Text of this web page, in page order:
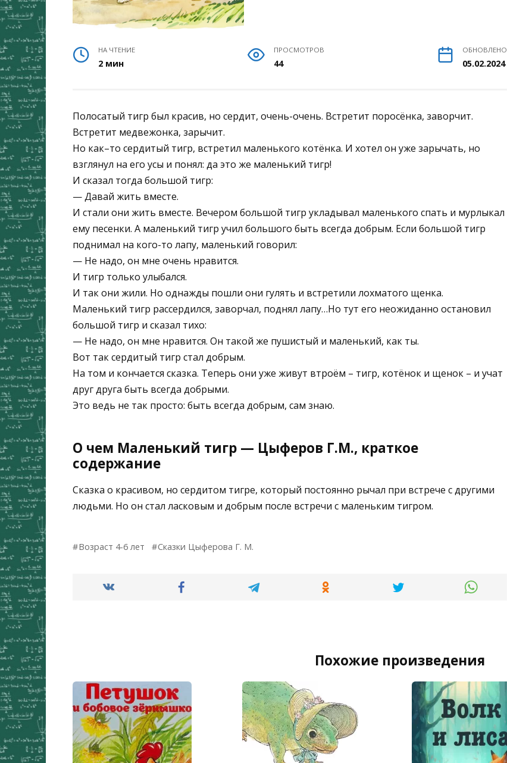
НА ЧТЕНИЕ
2 мин
ПРОСМОТРОВ
44
ОБНОВЛЕНО
05.02.2024
Полосатый тигр был красив, но сердит, очень-очень. Встретит поросёнка, заворчит.
Встретит медвежонка, зарычит.
Но как–то сердитый тигр, встретил маленького котёнка. И хотел он уже зарычать, но
взглянул на его усы и понял: да это же маленький тигр!
И сказал тогда большой тигр:
— Давай жить вместе.
И стали они жить вместе. Вечером большой тигр укладывал маленького спать и мурлыкал
ему песенки. А маленький тигр учил большого быть всегда добрым. Если большой тигр
поднимал на кого-то лапу, маленький говорил:
— Не надо, он мне очень нравится.
И тигр только улыбался.
И так они жили. Но однажды пошли они гулять и встретили лохматого щенка.
Маленький тигр рассердился, заворчал, поднял лапу…Но тут его неожиданно остановил
большой тигр и сказал тихо:
— Не надо, он мне нравится. Он такой же пушистый и маленький, как ты.
Вот так сердитый тигр стал добрым.
На том и кончается сказка. Теперь они уже живут втроём – тигр, котёнок и щенок – и учат
друг друга быть всегда добрыми.
Это ведь не так просто: быть всегда добрым, сам знаю.
О чем Маленький тигр — Цыферов Г.М., краткое
содержание
Сказка о красивом, но сердитом тигре, который постоянно рычал при встрече с другими
людьми. Но он стал ласковым и добрым после встречи с маленьким тигром.
Возраст 4-6 лет Сказки Цыферова Г. М.
Похожие произведения